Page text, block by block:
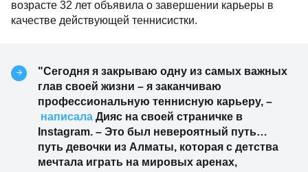
возрасте 32 лет объявила о завершении карьеры в
качестве действующей теннисистки.
"Сегодня я закрываю одну из самых важных
глав своей жизни – я заканчиваю
профессиональную теннисную карьеру, –
написала Дияс на своей страничке в
Instagram. – Это был невероятный путь…
путь девочки из Алматы, которая с детства
мечтала играть на мировых аренах,